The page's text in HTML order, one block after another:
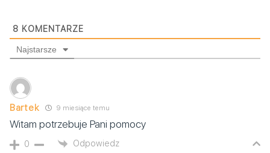
8 KOMENTARZE
Najstarsze
Bartek 9 miesiące temu
Witam potrzebuje Pani pomocy
0 Odpowiedz